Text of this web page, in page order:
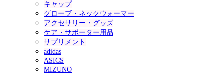
キャップ
グローブ・ネックウォーマー
アクセサリー・グッズ
ケア・サポーター用品
サプリメント
adidas
ASICS
MIZUNO